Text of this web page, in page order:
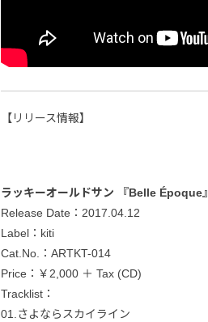
【リリース情報】
ラッキーオールドサン 『Belle Époque』
Release Date：2017.04.12
Label：kiti
Cat.No.：ARTKT-014
Price：￥2,000 ＋ Tax (CD)
Tracklist：
01.さよならスカイライン